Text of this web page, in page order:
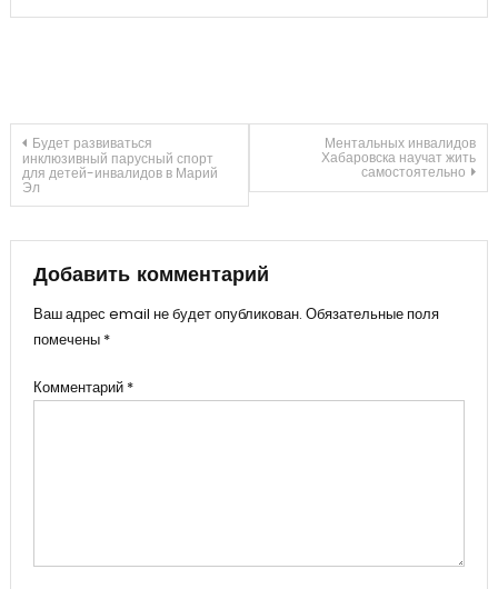
Навигация
по
записям
Будет развиваться
инклюзивный парусный спорт
для детей-инвалидов в Марий
Эл
Ментальных инвалидов
Хабаровска научат жить
самостоятельно
Добавить комментарий
Ваш адрес email не будет опубликован. Обязательные поля
помечены *
Комментарий *